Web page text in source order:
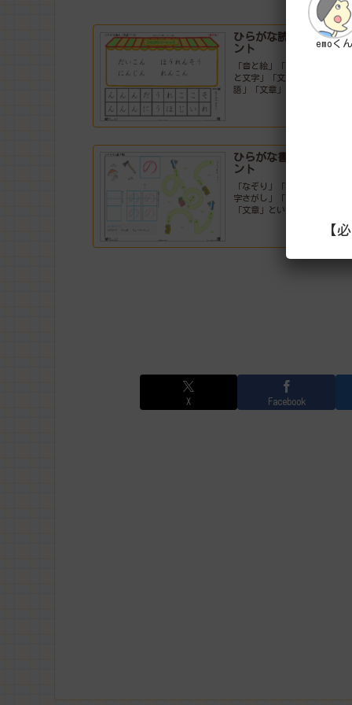
ひらがな読み練習プリ
ント
「音と絵」「音のかず」「絵
と文字」「文字の区別」「単
語」「文章」といった、いろ
ひらがな書き練習プリ
ント
「なぞり」「書き順」「一文
字さがし」「ことばあそび」
「文章」といった、いろんな
す。ひらがなに興味を持った
X Facebook
emoく
【